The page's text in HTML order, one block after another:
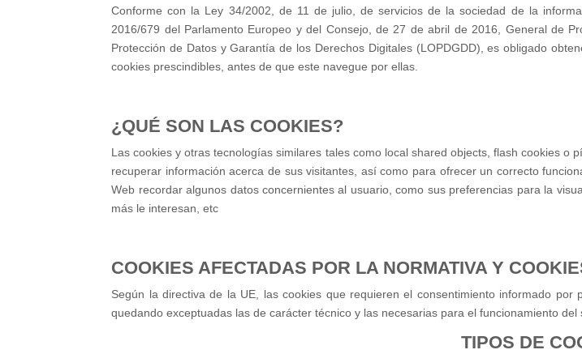
Conforme con la Ley 34/2002, de 11 de julio, de servicios de la sociedad de la
2016/679 del Parlamento Europeo y del Consejo, de 27 de abril de 2016, General de
Protección de Datos y Garantía de los Derechos Digitales (LOPDGDD), es obligado
cookies prescindibles, antes de que este navegue por ellas.
¿QUÉ SON LAS COOKIES?
Las cookies y otras tecnologías similares tales como local shared objects, flash cookies
recuperar información acerca de sus visitantes, así como para ofrecer un correcto
Web recordar algunos datos concernientes al usuario, como sus preferencias para la
más le interesan, etc
COOKIES AFECTADAS POR LA NORMATIVA Y
Según la directiva de la UE, las cookies que requieren el consentimiento informado
quedando exceptuadas las de carácter técnico y las necesarias para el funcionamiento
TIPOS DE